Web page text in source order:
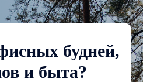
будней,
и быта?